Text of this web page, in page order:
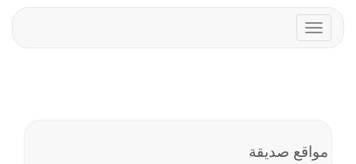
Toggle
navigation
مواقع صديقة